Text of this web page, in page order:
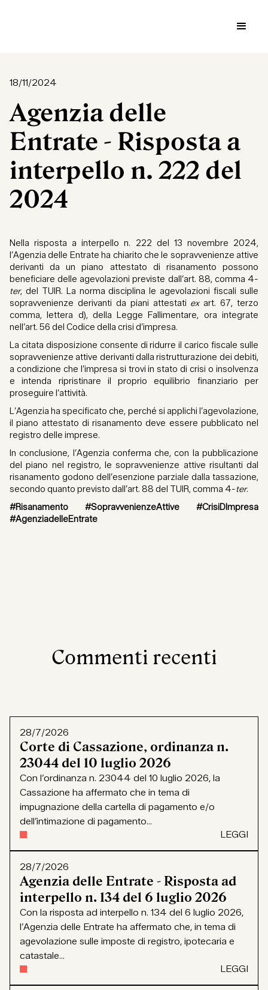
18/11/2024
Agenzia delle
Entrate - Risposta a
interpello n. 222 del
2024
Nella risposta a interpello n. 222 del 13 novembre 2024,
l’Agenzia delle Entrate ha chiarito che le sopravvenienze attive
derivanti da un piano attestato di risanamento possono
beneficiare delle agevolazioni previste dall’art. 88, comma 4-
ter, del TUIR. La norma disciplina le agevolazioni fiscali sulle
sopravvenienze derivanti da piani attestati exart. 67, terzo
comma, lettera d), della Legge Fallimentare, ora integrate
nell’art. 56 del Codice della crisi d’impresa.
La citata disposizione consente di ridurre il carico fiscale sulle
sopravvenienze attive derivanti dalla ristrutturazione dei debiti,
a condizione che l’impresa si trovi in stato di crisi o insolvenza
e intenda ripristinare il proprio equilibrio finanziario per
proseguire l’attività.
L’Agenzia ha specificato che, perché si applichi l’agevolazione,
il piano attestato di risanamento deve essere pubblicato nel
registro delle imprese.
In conclusione, l’Agenzia conferma che, con la pubblicazione
del piano nel registro, le sopravvenienze attive risultanti dal
risanamento godono dell’esenzione parziale dalla tassazione,
secondo quanto previsto dall’art. 88 del TUIR, comma 4-ter.
#Risanamento #SopravvenienzeAttive #CrisiDImpresa
#AgenziadelleEntrate
Commenti recenti
28/7/2026
Corte di Cassazione, ordinanza n.
23044 del 10 luglio 2026
Con l’ordinanza n. 23044 del 10 luglio 2026, la
Cassazione ha affermato che in tema di
impugnazione della cartella di pagamento e/o
dell’intimazione di pagamento...
LEGGI
28/7/2026
Agenzia delle Entrate - Risposta ad
interpello n. 134 del 6 luglio 2026
Con la risposta ad interpello n. 134 del 6 luglio 2026,
l’Agenzia delle Entrate ha affermato che, in tema di
agevolazione sulle imposte di registro, ipotecaria e
catastale...
LEGGI